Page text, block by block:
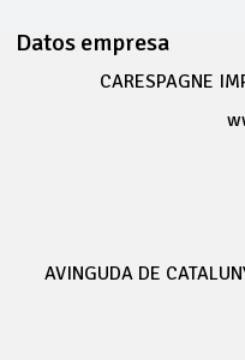
Datos empresa
CARESPAGNE
AVINGUDA DE